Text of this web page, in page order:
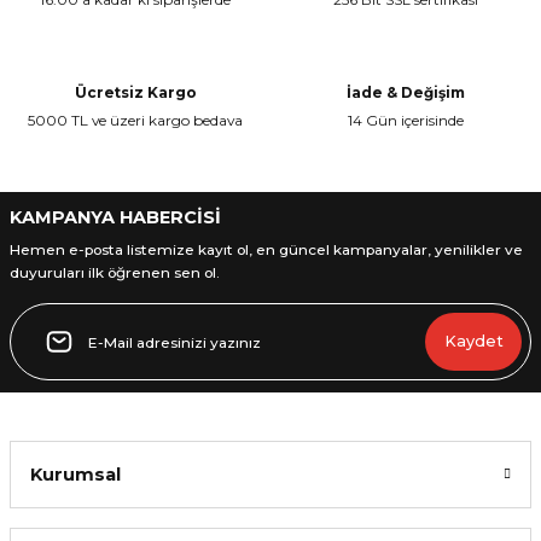
Ücretsiz Kargo
5000 TL ve üzeri kargo bedava
İade & Değişim
14 Gün içerisinde
KAMPANYA HABERCİSİ
Hemen e-posta listemize kayıt ol, en güncel kampanyalar, yenilikler ve
duyuruları ilk öğrenen sen ol.
Kaydet
Kurumsal